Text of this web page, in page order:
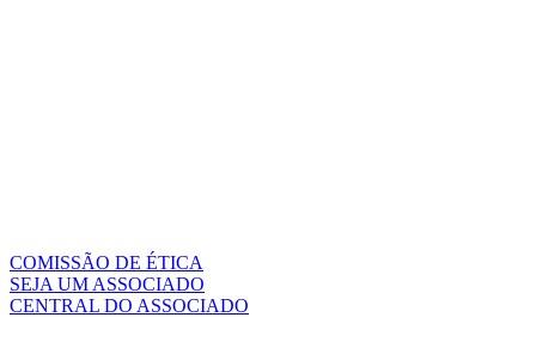
COMISSÃO DE ÉTICA
SEJA UM ASSOCIADO
CENTRAL DO ASSOCIADO